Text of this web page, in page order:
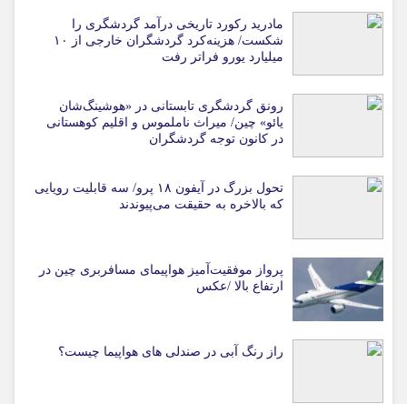
مادرید رکورد تاریخی درآمد گردشگری را
شکست/ هزینه‌کرد گردشگران خارجی از ۱۰
میلیارد یورو فراتر رفت
رونق گردشگری تابستانی در «هوشینگ‌شان
یائو» چین/ میراث ناملموس و اقلیم کوهستانی
در کانون توجه گردشگران
تحول بزرگ در آیفون ۱۸ پرو/ سه قابلیت رویایی
که بالاخره به حقیقت می‌پیوندند
پرواز موفقیت‌آمیز هواپیمای مسافربری چین در
ارتفاع بالا /عکس
راز رنگ آبی در صندلی های هواپیما چیست؟